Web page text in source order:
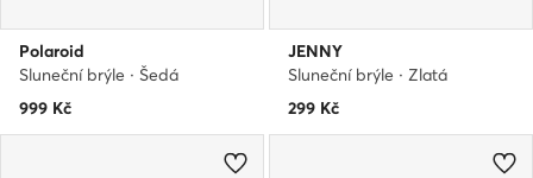
Polaroid
Sluneční brýle · Šedá
999 Kč
JENNY
Sluneční brýle · Zlatá
299 Kč